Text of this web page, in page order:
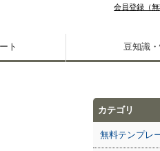
会員登録（無
ト 豆知識
カテゴリ
無料テンプレ